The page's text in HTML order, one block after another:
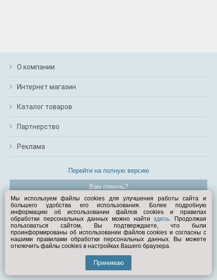
О компании
Интернет магазин
Каталог товаров
Партнерство
Реклама
Перейти на полную версию
Вам помочь?
© Exist.ru 1998—2026
Мы используем файлы cookies для улучшения работы сайта и
большего удобства его использования. Более подробную
информацию об использовании файлов cookies и правилах
обработки персональных данных можно найтиздесь. Продолжая
пользоваться сайтом, Вы подтверждаете, что были
проинформированы об использовании файлов cookies и согласны с
нашими правилами обработки персональных данных. Вы можете
отключить файлы cookies в настройках Вашего браузера.
Принимаю